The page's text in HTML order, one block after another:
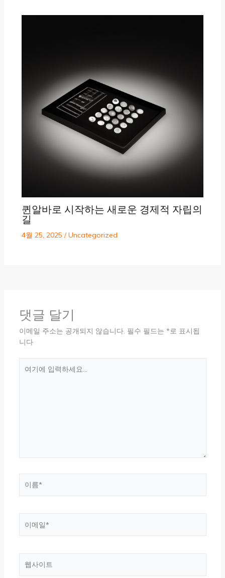
퀸알바로 시작하는 새로운 경제적 자립의
길
4월 25, 2025 /Uncategorized
댓글 달기
이메일 주소는 공개되지 않습니다. 필수 필드는 *로 표시됩
니다